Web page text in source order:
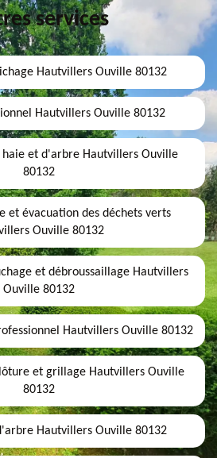
services
Hautvillers Ouville 80132
Hautvillers Ouville 80132
et d'arbre Hautvillers Ouville
80132
et évacuation des déchets verts
Ouville 80132
et débroussaillage Hautvillers
Ouville 80132
Hautvillers Ouville 80132
et grillage Hautvillers Ouville
80132
Hautvillers Ouville 80132